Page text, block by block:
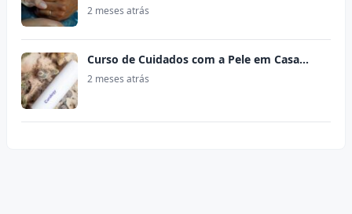
2 meses atrás
Curso de Cuidados com a Pele em Casa…
2 meses atrás